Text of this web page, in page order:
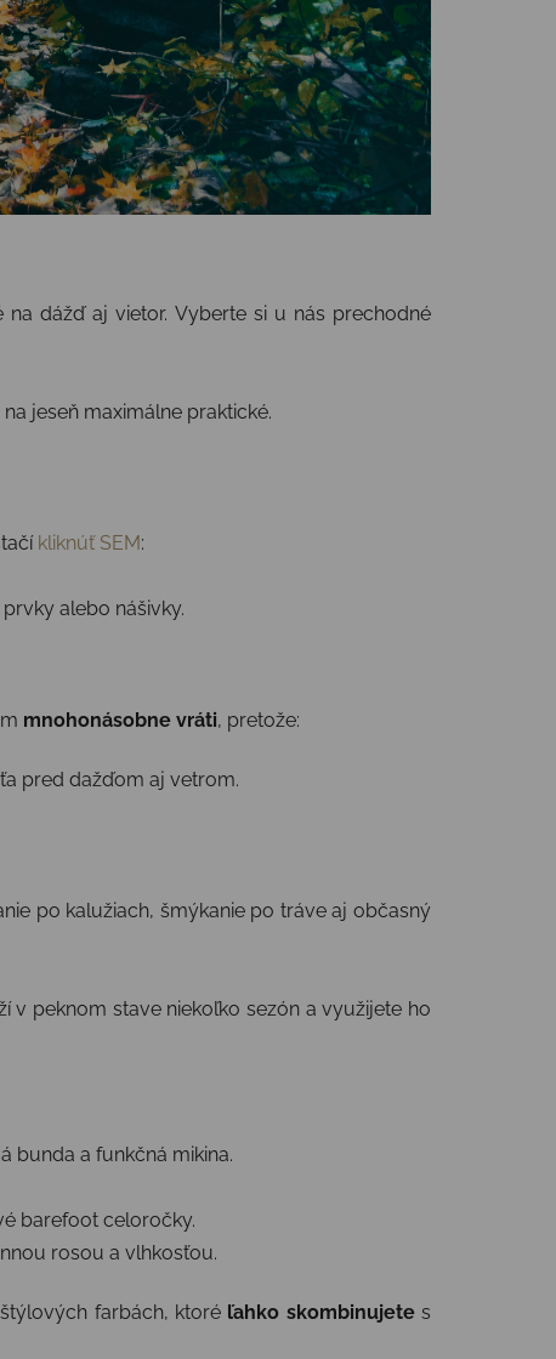
dážď aj vietor. Vyberte si u nás prechodné
jeseň maximálne praktické.
kliknúť SEM:
alebo nášivky.
mnohonásobne vráti, pretože:
pred dažďom aj vetrom.
po kalužiach, šmýkanie po tráve aj občasný
v peknom stave niekoľko sezón a využijete ho
bunda a funkčná mikina.
barefoot celoročky.
rosou a vlhkosťou.
farbách, ktoré ľahko skombinujetes